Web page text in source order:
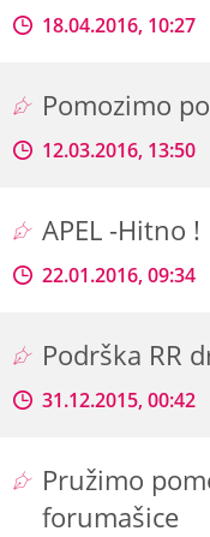
18.04.2016, 10:27
Pomozimo
12.03.2016, 13:50
APEL -Hitno !
22.01.2016, 09:34
Podrška RR
31.12.2015, 00:42
Pružimo
forumašice